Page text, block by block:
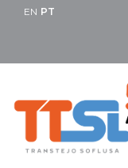
EN PT